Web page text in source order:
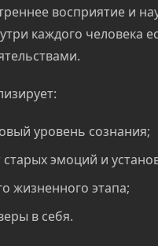
восприятие и
каждого человека
уровень сознания;
эмоций и
жизненного этапа;
в себя.